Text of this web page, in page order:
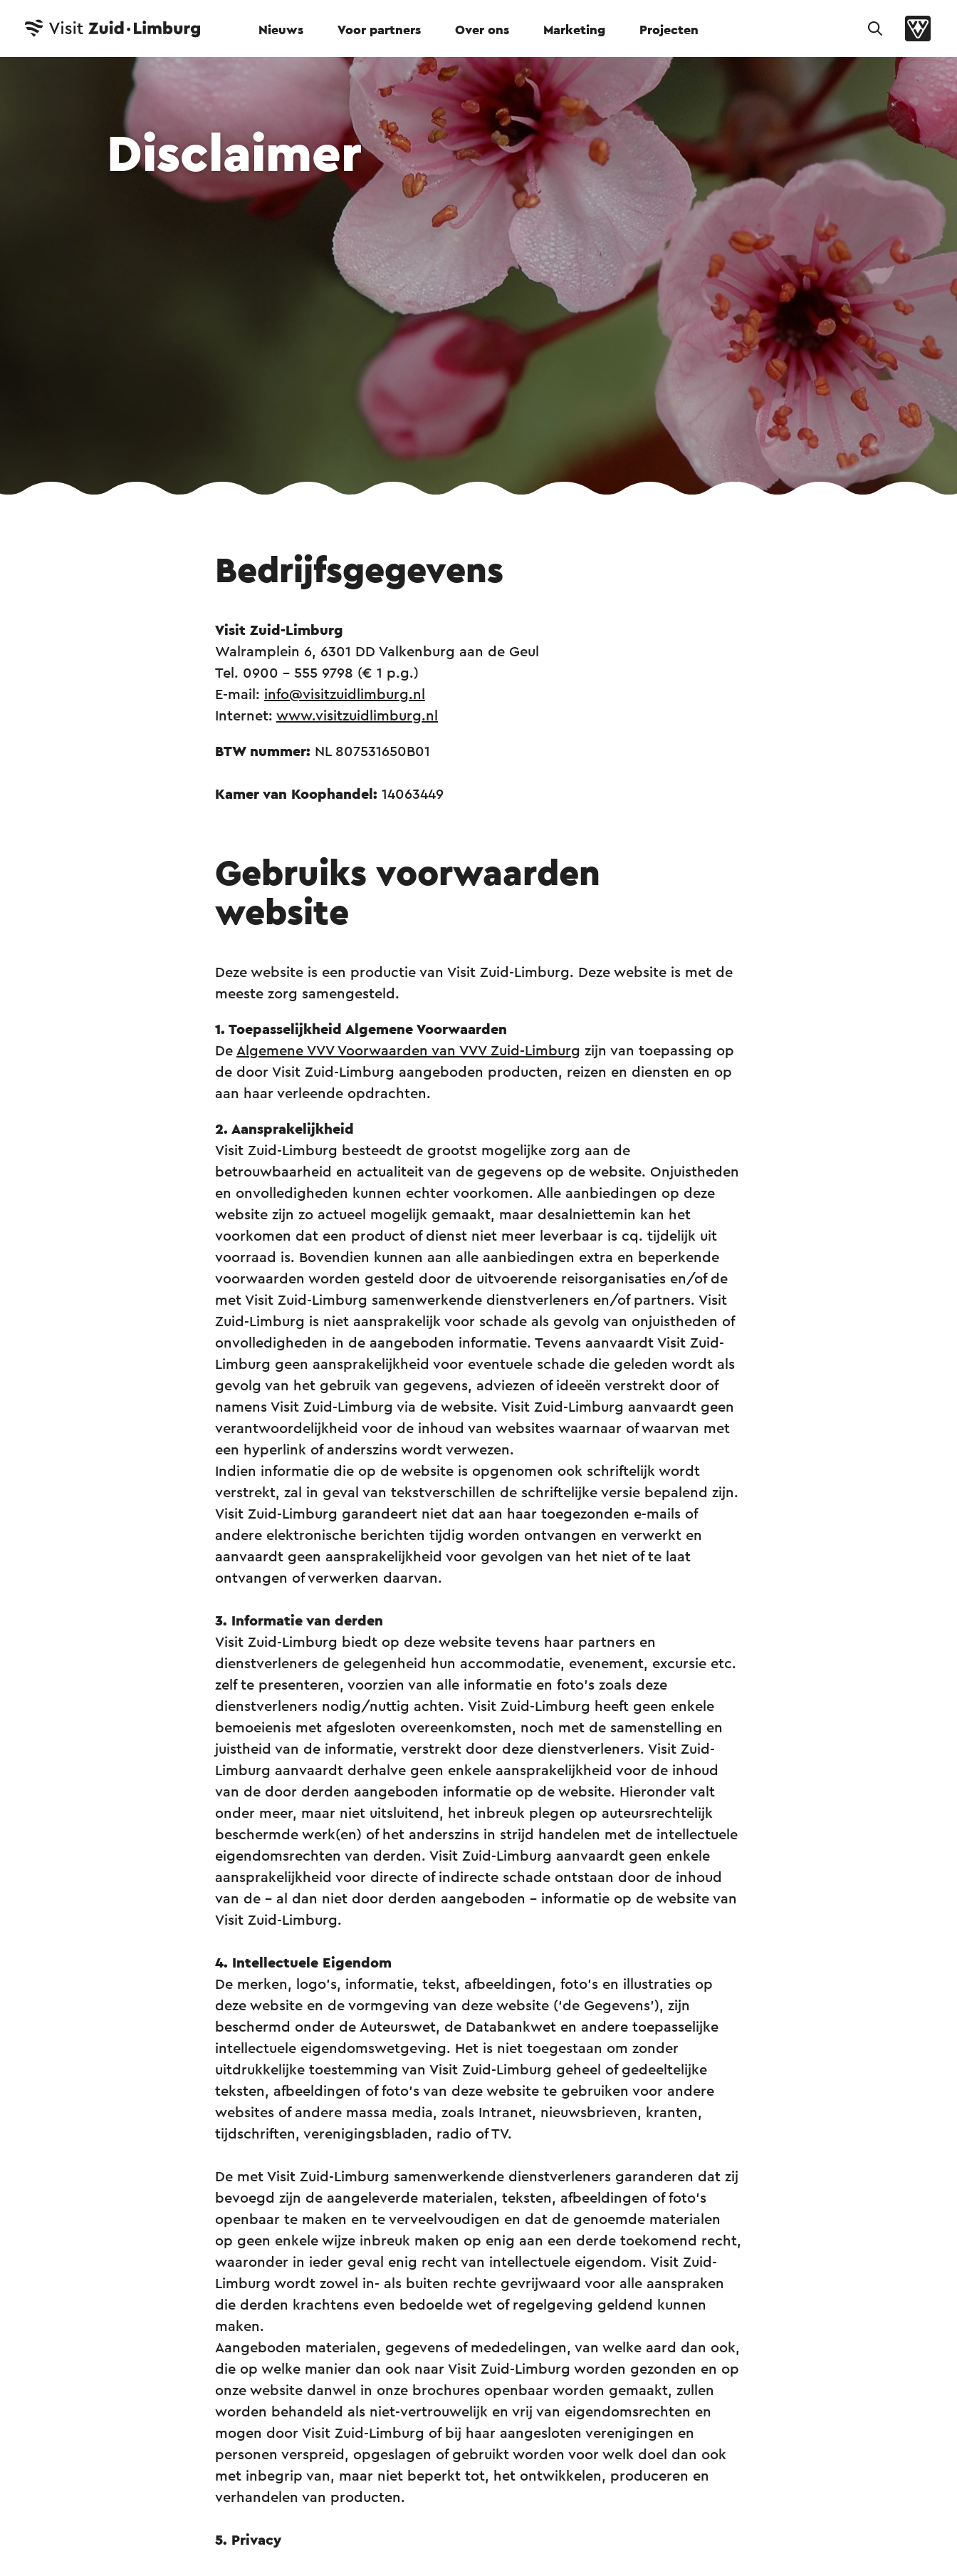
Nieuws Voor partners Over ons Marketing Projecten
Disclaimer
Bedrijfsgegevens
Visit Zuid-Limburg
Walramplein 6, 6301 DD Valkenburg aan de Geul
Tel. 0900 - 555 9798 (€ 1 p.g.)
E-mail: info@visitzuidlimburg.nl
Internet: www.visitzuidlimburg.nl
BTW nummer: NL 807531650B01
Kamer van Koophandel: 14063449
Gebruiks voorwaarden
website
Deze website is een productie van Visit Zuid-Limburg. Deze website is met de
meeste zorg samengesteld.
1. Toepasselijkheid Algemene Voorwaarden
De Algemene VVV Voorwaarden van VVV Zuid-Limburg zijn van toepassing op
de door Visit Zuid-Limburg aangeboden producten, reizen en diensten en op
aan haar verleende opdrachten.
2. Aansprakelijkheid
Visit Zuid-Limburg besteedt de grootst mogelijke zorg aan de
betrouwbaarheid en actualiteit van de gegevens op de website. Onjuistheden
en onvolledigheden kunnen echter voorkomen. Alle aanbiedingen op deze
website zijn zo actueel mogelijk gemaakt, maar desalniettemin kan het
voorkomen dat een product of dienst niet meer leverbaar is cq. tijdelijk uit
voorraad is. Bovendien kunnen aan alle aanbiedingen extra en beperkende
voorwaarden worden gesteld door de uitvoerende reisorganisaties en/of de
met Visit Zuid-Limburg samenwerkende dienstverleners en/of partners. Visit
Zuid-Limburg is niet aansprakelijk voor schade als gevolg van onjuistheden of
onvolledigheden in de aangeboden informatie. Tevens aanvaardt Visit Zuid-
Limburg geen aansprakelijkheid voor eventuele schade die geleden wordt als
gevolg van het gebruik van gegevens, adviezen of ideeën verstrekt door of
namens Visit Zuid-Limburg via de website. Visit Zuid-Limburg aanvaardt geen
verantwoordelijkheid voor de inhoud van websites waarnaar of waarvan met
een hyperlink of anderszins wordt verwezen.
Indien informatie die op de website is opgenomen ook schriftelijk wordt
verstrekt, zal in geval van tekstverschillen de schriftelijke versie bepalend zijn.
Visit Zuid-Limburg garandeert niet dat aan haar toegezonden e-mails of
andere elektronische berichten tijdig worden ontvangen en verwerkt en
aanvaardt geen aansprakelijkheid voor gevolgen van het niet of te laat
ontvangen of verwerken daarvan.
3. Informatie van derden
Visit Zuid-Limburg biedt op deze website tevens haar partners en
dienstverleners de gelegenheid hun accommodatie, evenement, excursie etc.
zelf te presenteren, voorzien van alle informatie en foto's zoals deze
dienstverleners nodig/nuttig achten. Visit Zuid-Limburg heeft geen enkele
bemoeienis met afgesloten overeenkomsten, noch met de samenstelling en
juistheid van de informatie, verstrekt door deze dienstverleners. Visit Zuid-
Limburg aanvaardt derhalve geen enkele aansprakelijkheid voor de inhoud
van de door derden aangeboden informatie op de website. Hieronder valt
onder meer, maar niet uitsluitend, het inbreuk plegen op auteursrechtelijk
beschermde werk(en) of het anderszins in strijd handelen met de intellectuele
eigendomsrechten van derden. Visit Zuid-Limburg aanvaardt geen enkele
aansprakelijkheid voor directe of indirecte schade ontstaan door de inhoud
van de - al dan niet door derden aangeboden - informatie op de website van
Visit Zuid-Limburg.
4. Intellectuele Eigendom
De merken, logo’s, informatie, tekst, afbeeldingen, foto’s en illustraties op
deze website en de vormgeving van deze website (‘de Gegevens’), zijn
beschermd onder de Auteurswet, de Databankwet en andere toepasselijke
intellectuele eigendomswetgeving. Het is niet toegestaan om zonder
uitdrukkelijke toestemming van Visit Zuid-Limburg geheel of gedeeltelijke
teksten, afbeeldingen of foto’s van deze website te gebruiken voor andere
websites of andere massa media, zoals Intranet, nieuwsbrieven, kranten,
tijdschriften, verenigingsbladen, radio of TV.
De met Visit Zuid-Limburg samenwerkende dienstverleners garanderen dat zij
bevoegd zijn de aangeleverde materialen, teksten, afbeeldingen of foto’s
openbaar te maken en te verveelvoudigen en dat de genoemde materialen
op geen enkele wijze inbreuk maken op enig aan een derde toekomend recht,
waaronder in ieder geval enig recht van intellectuele eigendom. Visit Zuid-
Limburg wordt zowel in- als buiten rechte gevrijwaard voor alle aanspraken
die derden krachtens even bedoelde wet of regelgeving geldend kunnen
maken.
Aangeboden materialen, gegevens of mededelingen, van welke aard dan ook,
die op welke manier dan ook naar Visit Zuid-Limburg worden gezonden en op
onze website danwel in onze brochures openbaar worden gemaakt, zullen
worden behandeld als niet-vertrouwelijk en vrij van eigendomsrechten en
mogen door Visit Zuid-Limburg of bij haar aangesloten verenigingen en
personen verspreid, opgeslagen of gebruikt worden voor welk doel dan ook
met inbegrip van, maar niet beperkt tot, het ontwikkelen, produceren en
verhandelen van producten.
5. Privacy